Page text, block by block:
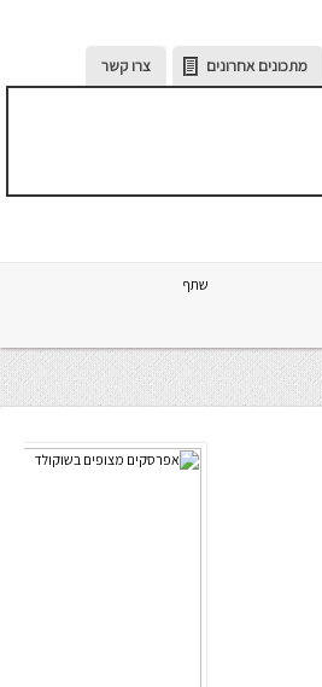
מתכונים אחרונים צרו קשר
שתף